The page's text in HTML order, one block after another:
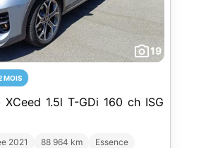
19
MOIS
XCeed 1.5l T-GDi 160 ch ISG
2021 88 964 km
Essence